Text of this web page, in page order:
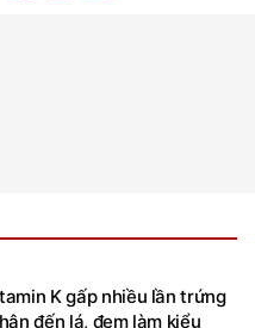
K gấp nhiều lần trứng
đến lá, đem làm kiểu